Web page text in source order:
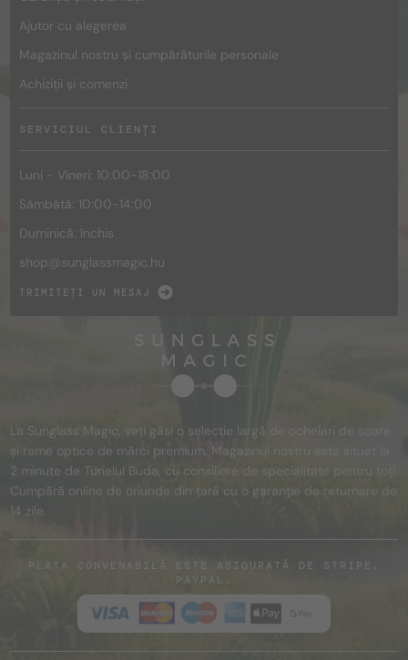
Ajutor cu alegerea
Magazinul nostru și cumpărăturile personale
Achiziții și comenzi
SERVICIUL CLIENȚI
Luni - Vineri: 10:00-18:00
Sâmbătă: 10:00-14:00
Duminică: închis
shop@sunglassmagic.hu
TRIMITEȚI UN MESAJ
La Sunglass Magic, veți găsi o selecție largă de ochelari de soare
și rame optice de mărci premium. Magazinul nostru este situat la
2 minute de Tunelul Buda, cu consiliere de specialitate pentru toți.
Cumpără online de oriunde din țară cu o garanție de returnare de
14 zile.
PLATA CONVENABILĂ ESTE ASIGURATĂ DE STRIPE,
PAYPAL.